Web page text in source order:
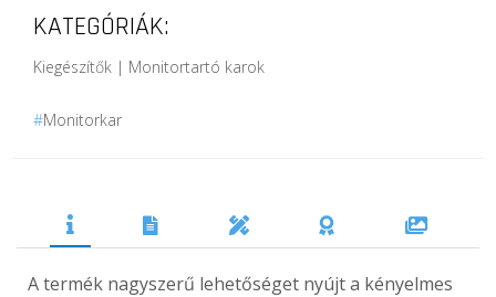
KATEGÓRIÁK:
Kiegészítők | Monitortartó karok
#Monitorkar
A termék nagyszerű lehetőséget nyújt a kényelmes